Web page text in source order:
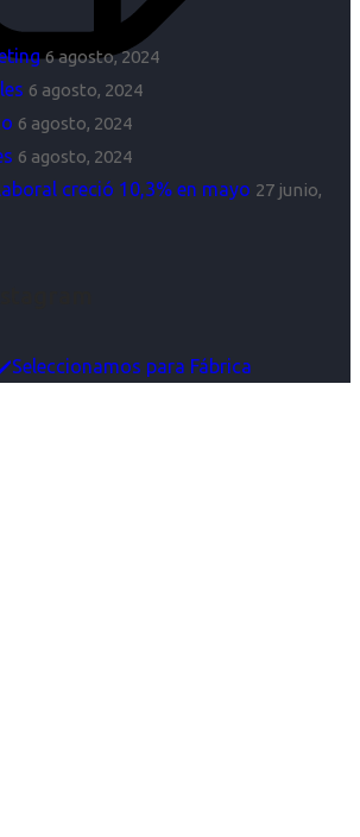
6 agosto, 2024
6 agosto, 2024
6 agosto, 2024
6 agosto, 2024
creció 10,3% en mayo 27 junio,
para Fábrica